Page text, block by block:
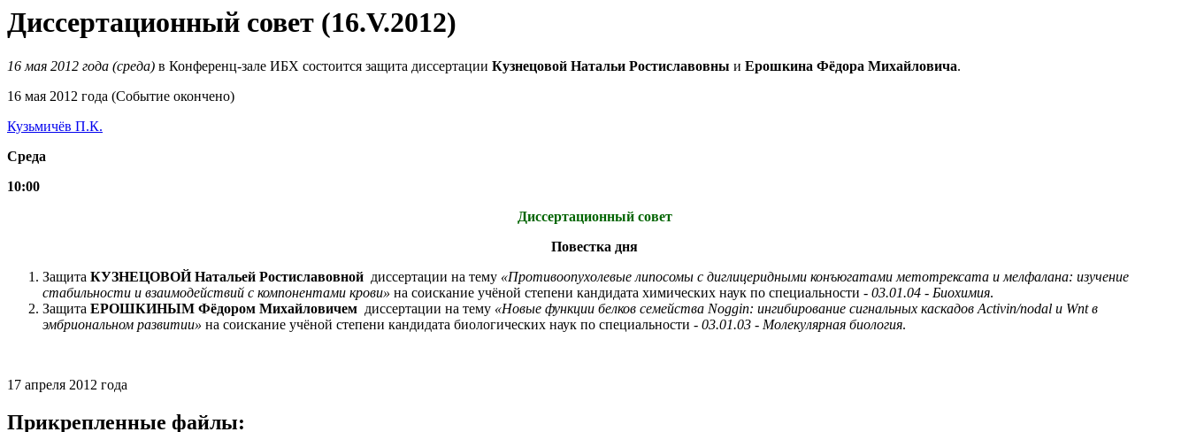
Диссертационный совет (16.V.2012)
16 мая 2012 года (среда) в Конференц-зале ИБХ состоится защита диссертации Кузнецовой Натальи Ростиславовны и Ерошкина Фёдора Михайловича.
16 мая 2012 года (Событие окончено)
Кузьмичёв П.К.
Среда
10:00
Диссертационный совет
Повестка дня
Защита КУЗНЕЦОВОЙ Натальей Ростиславовной диссертации на тему «Противоопухолевые липосомы с диглицеридными конъюгатами метотрексата и мелфалана: изучение
стабильности и взаимодействий с компонентами крови» на соискание учёной степени кандидата химических наук по специальности - 03.01.04 - Биохимия.
Защита ЕРОШКИНЫМ Фёдором Михайловичем диссертации на тему «Новые функции белков семейства Noggin: ингибирование сигнальных каскадов Activin/nodal и Wnt в
эмбриональном развитии» на соискание учёной степени кандидата биологических наук по специальности - 03.01.03 - Молекулярная биология.
17 апреля 2012 года
Прикрепленные файлы: